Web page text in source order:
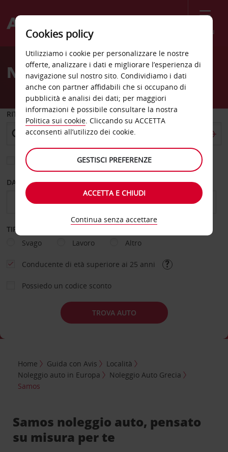
Menù
Welcome
AvisNoleggio auto Samos
RITIRO DA
Scegli una località di riconsegna diversa
DAL GIORNO AL GIORNO
TIPOLOGIA DI NOLEGGIO
Svago
Lavoro Altro
Conducente di età superiore ai 25 anni
Possiedo un codice sconto
TROVA AUTO
Home Guida con Avis
Località
Noleggio auto in Europa
Noleggio Auto Grecia
Samos
Samos noleggio auto, pensato
su misura per te
Cookies policy
Utilizziamo i cookie per personalizzare le nostre
offerte, analizzare i dati e migliorare l’esperienza di
navigazione sul nostro sito. Condividiamo i dati
anche con partner affidabili che si occupano di
pubblicità e analisi dei dati; per maggiori
informazioni è possibile consultare la nostra
Politica sui cookie. Cliccando su ACCETTA
acconsenti all’utilizzo dei cookie.
GESTISCI PREFERENZE
ACCETTA E CHIUDI
Continua senza accettare